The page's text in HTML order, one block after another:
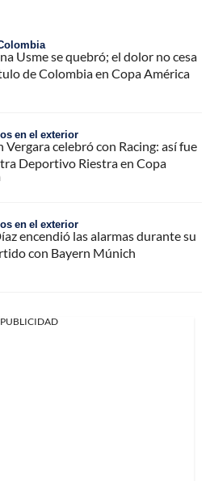
Usme se quebró; el dolor no cesa
de Colombia en Copa América
en el exterior
Vergara celebró con Racing: así fue
Deportivo Riestra en Copa
en el exterior
encendió las alarmas durante su
con Bayern Múnich
PUBLICIDAD